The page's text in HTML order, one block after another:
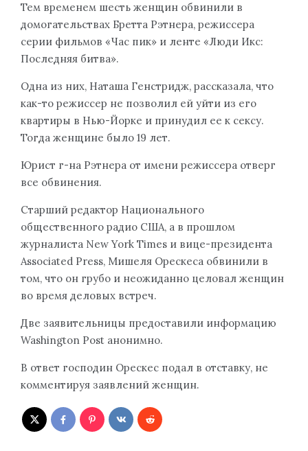
Тем временем шесть женщин обвинили в
домогательствах Бретта Рэтнера, режиссера
серии фильмов «Час пик» и ленте «Люди Икс:
Последняя битва».
Одна из них, Наташа Генстридж, рассказала, что
как-то режиссер не позволил ей уйти из его
квартиры в Нью-Йорке и принудил ее к сексу.
Тогда женщине было 19 лет.
Юрист г-на Рэтнера от имени режиссера отверг
все обвинения.
Старший редактор Национального
общественного радио США, а в прошлом
журналиста New York Times и вице-президента
Associated Press, Мишеля Орескеса обвинили в
том, что он грубо и неожиданно целовал женщин
во время деловых встреч.
Две заявительницы предоставили информацию
Washington Post анонимно.
В ответ господин Орескес подал в отставку, не
комментируя заявлений женщин.